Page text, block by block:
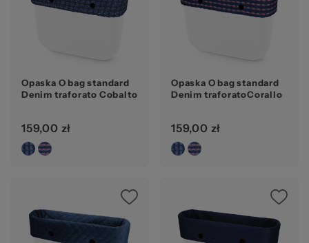
Opaska O bag standard
Denim traforato Cobalto
159,00 zł
Opaska O bag standard
Denim traforatoCorallo
159,00 zł